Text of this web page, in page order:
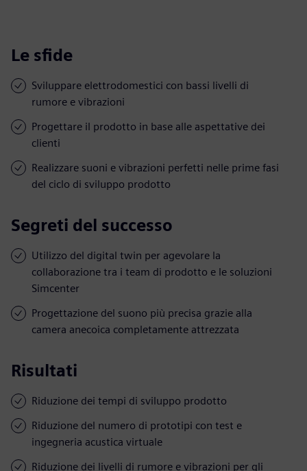
Le sfide
Sviluppare elettrodomestici con bassi livelli di
rumore e vibrazioni
Progettare il prodotto in base alle aspettative dei
clienti
Realizzare suoni e vibrazioni perfetti nelle prime fasi
del ciclo di sviluppo prodotto
Segreti del successo
Utilizzo del digital twin per agevolare la
collaborazione tra i team di prodotto e le soluzioni
Simcenter
Progettazione del suono più precisa grazie alla
camera anecoica completamente attrezzata
Risultati
Riduzione dei tempi di sviluppo prodotto
Riduzione del numero di prototipi con test e
ingegneria acustica virtuale
Riduzione dei livelli di rumore e vibrazioni per gli